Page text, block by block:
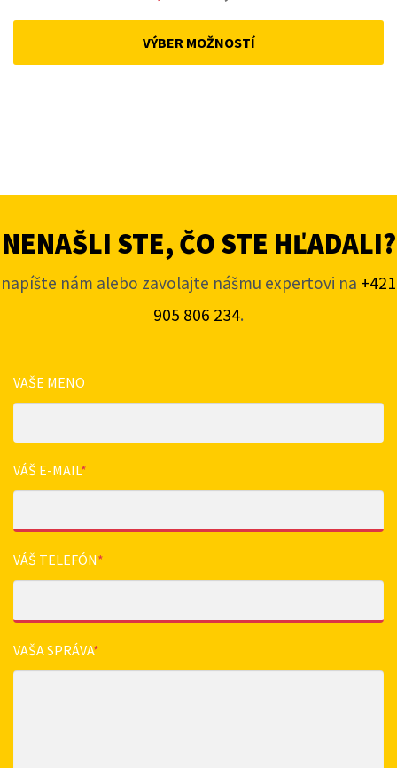
was:
VÝBER MOŽNOSTÍ
NENAŠLI STE, ČO STE HĽADALI?
napíšte nám alebo zavolajte nášmu expertovi na +421
905 806 234.
VAŠE MENO
VÁŠ E-MAIL*
VÁŠ TELEFÓN*
VAŠA SPRÁVA*